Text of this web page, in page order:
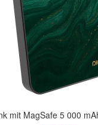
mit MagSafe 5 000